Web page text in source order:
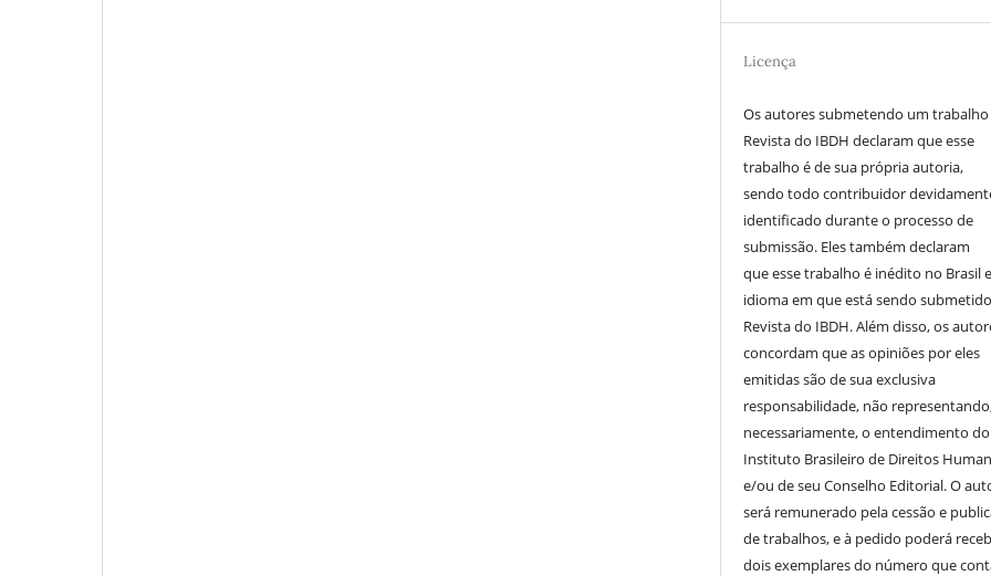
Licença
Os autores submetendo um trabalho
Revista do IBDH declaram que esse
trabalho é de sua própria autoria,
sendo todo contribuidor
identificado durante o processo de
submissão. Eles também declaram
que esse trabalho é inédito no Brasil
idioma em que está sendo
Revista do IBDH. Além disso, os
concordam que as opiniões por eles
emitidas são de sua exclusiva
responsabilidade, não
necessariamente, o entendimento do
Instituto Brasileiro de Direitos
e/ou de seu Conselho Editorial. O
será remunerado pela cessão e
de trabalhos, e à pedido poderá
dois exemplares do número que